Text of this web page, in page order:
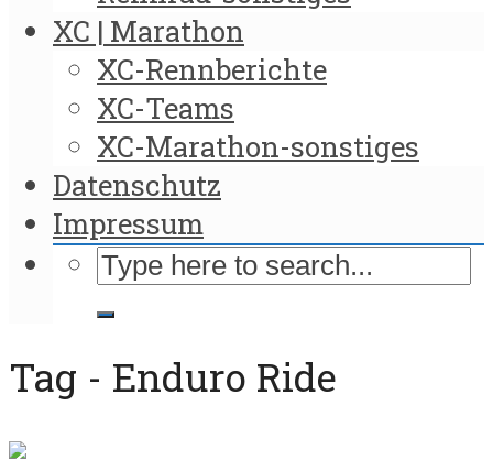
XC | Marathon
XC-Rennberichte
XC-Teams
XC-Marathon-sonstiges
Datenschutz
Impressum
Tag - Enduro Ride